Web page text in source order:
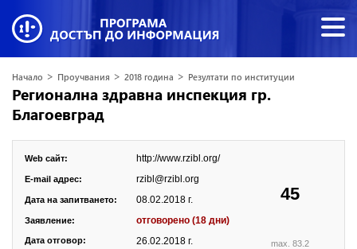
Начало > Проучвания > 2018 година > Резултати по институции
Регионална здравна инспекция гр.
Благоевград
45
max. 83.2
Web сайт: http://www.rzibl.org/
E-mail адрес: rzibl@rzibl.org
Дата на запитването: 08.02.2018 г.
Заявление: отговорено (18 дни)
Дата отговор: 26.02.2018 г.